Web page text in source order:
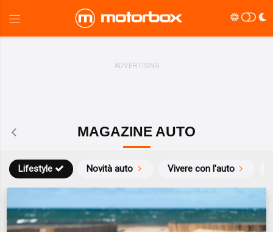
MAGAZINE AUTO
Novità auto Vivere con l'auto
Lifestyle